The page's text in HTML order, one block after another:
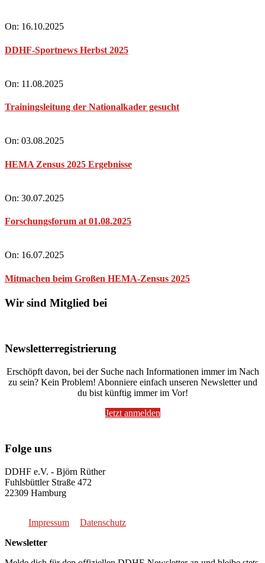
On: 16.10.2025
DDHF-Sportnews Herbst 2025
On: 11.08.2025
Trainingsleitung der Nationalkader gesucht
On: 03.08.2025
HEMA Zensus 2025 Ergebnisse
On: 30.07.2025
Forschungsforum at 01.08.2025
On: 16.07.2025
Mitmachen beim Großen HEMA-Zensus 2025
Wir sind Mitglied bei
Newsletterregistrierung
Erschöpft davon, bei der Suche nach Informationen immer im Nach
zu sein? Kein Problem! Abonniere einfach unseren Newsletter und
du bist künftig immer im Vor!
Jetzt anmelden
Folge uns
DDHF e.V. - Björn Rüther
Fuhlsbüttler Straße 472
22309 Hamburg
Impressum
Datenschutz
Newsletter